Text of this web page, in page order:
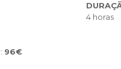
4 horas
96€